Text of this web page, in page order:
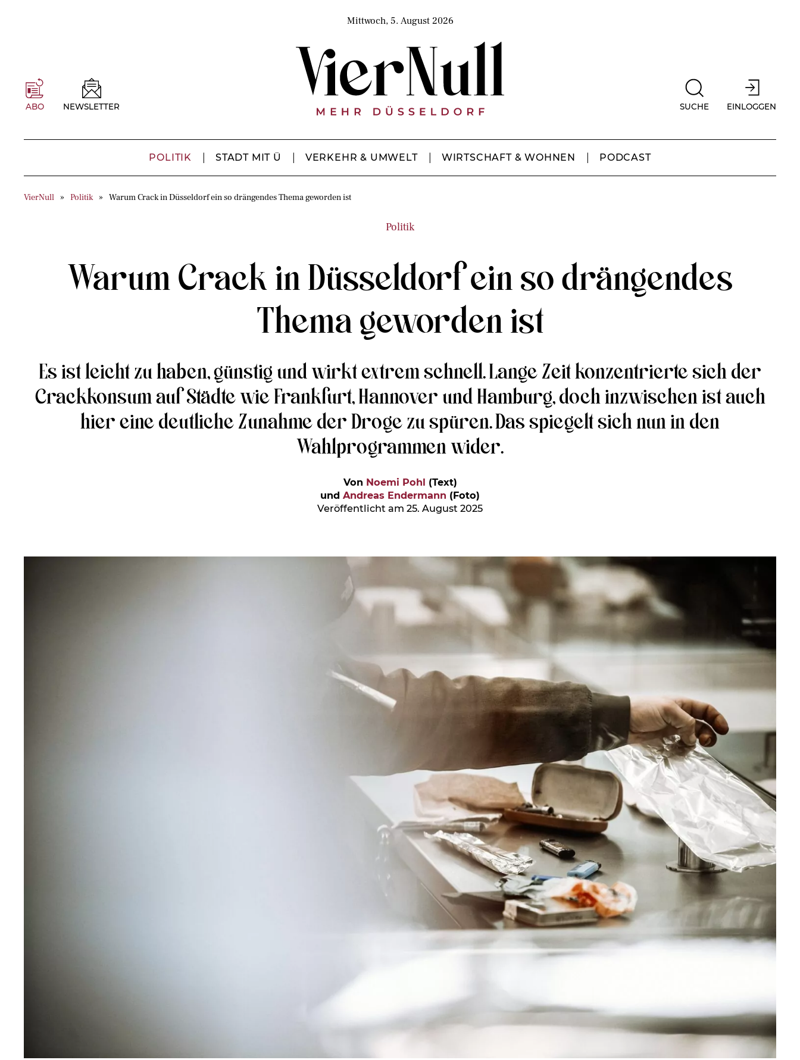
Mittwoch, 5. August 2026
ABO NEWSLETTER SUCHE EINLOGGEN
POLITIK STADT MIT Ü VERKEHR & UMWELT WIRTSCHAFT & WOHNEN PODCAST
VierNull Politik Warum Crack in Düsseldorf ein so drängendes Thema geworden ist
Politik
Warum Crack in Düsseldorf ein so drängendes
Thema geworden ist
Es ist leicht zu haben, günstig und wirkt extrem schnell. Lange Zeit konzentrierte sich der
Crackkonsum auf Städte wie Frankfurt, Hannover und Hamburg, doch inzwischen ist auch
hier eine deutliche Zunahme der Droge zu spüren. Das spiegelt sich nun in den
Wahlprogrammen wider.
Von Noemi Pohl (Text)
und Andreas Endermann (Foto)
Veröffentlicht am 25. August 2025